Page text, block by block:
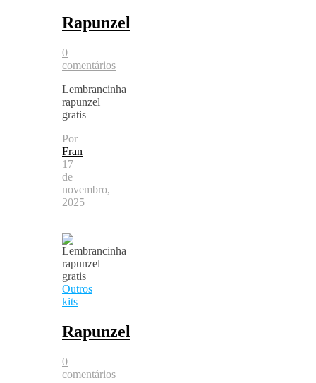
Rapunzel
0
comentários
Lembrancinha
rapunzel
gratis
Por
Fran
17
de
novembro,
2025
Outros
kits
Rapunzel
0
comentários